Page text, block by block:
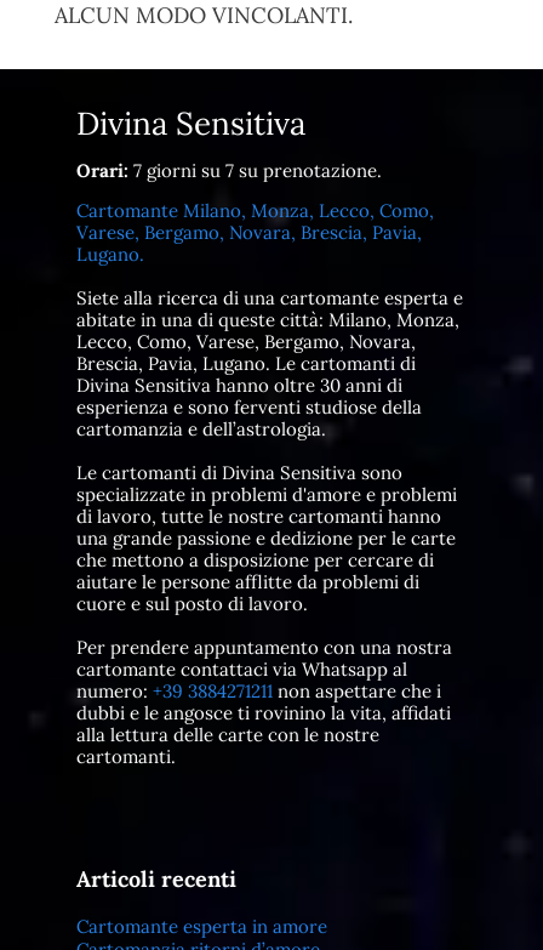
ALCUN MODO VINCOLANTI.
Divina Sensitiva
Orari: 7 giorni su 7 su prenotazione.
Cartomante Milano, Monza, Lecco, Como,
Varese, Bergamo, Novara, Brescia, Pavia,
Lugano.
Siete alla ricerca di una cartomante esperta e
abitate in una di queste città: Milano, Monza,
Lecco, Como, Varese, Bergamo, Novara,
Brescia, Pavia, Lugano. Le cartomanti di
Divina Sensitiva hanno oltre 30 anni di
esperienza e sono ferventi studiose della
cartomanzia e dell’astrologia.
Le cartomanti di Divina Sensitiva sono
specializzate in problemi d'amore e problemi
di lavoro, tutte le nostre cartomanti hanno
una grande passione e dedizione per le carte
che mettono a disposizione per cercare di
aiutare le persone afflitte da problemi di
cuore e sul posto di lavoro.
Per prendere appuntamento con una nostra
cartomante contattaci via Whatsapp al
numero: +39 3884271211non aspettare che i
dubbi e le angosce ti rovinino la vita, affidati
alla lettura delle carte con le nostre
cartomanti.
Articoli recenti
Cartomante esperta in amore